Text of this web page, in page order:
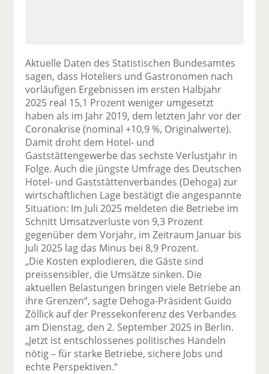
Aktuelle Daten des Statistischen Bundesamtes
sagen, dass Hoteliers und Gastronomen nach
vorläufigen Ergebnissen im ersten Halbjahr
2025 real 15,1 Prozent weniger umgesetzt
haben als im Jahr 2019, dem letzten Jahr vor der
Coronakrise (nominal +10,9 %, Originalwerte).
Damit droht dem Hotel- und
Gaststättengewerbe das sechste Verlustjahr in
Folge. Auch die jüngste Umfrage des Deutschen
Hotel- und Gaststättenverbandes (Dehoga) zur
wirtschaftlichen Lage bestätigt die angespannte
Situation: Im Juli 2025 meldeten die Betriebe im
Schnitt Umsatzverluste von 9,3 Prozent
gegenüber dem Vorjahr, im Zeitraum Januar bis
Juli 2025 lag das Minus bei 8,9 Prozent.
„Die Kosten explodieren, die Gäste sind
preissensibler, die Umsätze sinken. Die
aktuellen Belastungen bringen viele Betriebe an
ihre Grenzen“, sagte Dehoga-Präsident Guido
Zöllick auf der Pressekonferenz des Verbandes
am Dienstag, den 2. September 2025 in Berlin.
„Jetzt ist entschlossenes politisches Handeln
nötig – für starke Betriebe, sichere Jobs und
echte Perspektiven.“